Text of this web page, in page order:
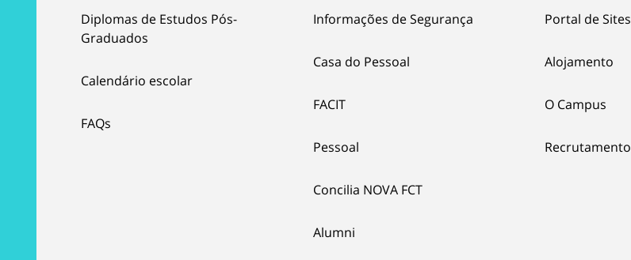
Diplomas de Estudos Pós-
Graduados
Calendário escolar
FAQs
Informações de Segurança
Casa do Pessoal
FACIT
Pessoal
Concilia NOVA FCT
Alumni
Portal de Sites
Alojamento
O Campus
Recrutamento